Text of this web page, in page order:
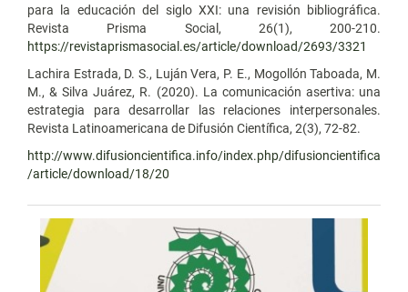
para la educación del siglo XXI: una revisión bibliográfica.
Revista Prisma Social, 26(1), 200-210.
https://revistaprismasocial.es/article/download/2693/3321
Lachira Estrada, D. S., Luján Vera, P. E., Mogollón Taboada, M.
M., & Silva Juárez, R. (2020). La comunicación asertiva: una
estrategia para desarrollar las relaciones interpersonales.
Revista Latinoamericana de Difusión Científica, 2(3), 72-82.
http://www.difusioncientifica.info/index.php/difusioncientifica
/article/download/18/20